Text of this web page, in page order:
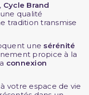
, Cycle Brand
qualité
tradition transmise
une sérénité
propice à la
connexion
votre espace de vie